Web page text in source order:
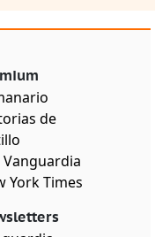
de
Vanguardia
York Times